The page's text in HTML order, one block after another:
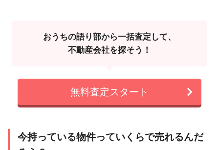
おうちの語り部から一括査定して、
不動産会社を探そう！
無料査定スタート
今持っている物件っていくらで売れるんだ